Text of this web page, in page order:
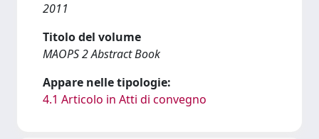
2011
Titolo del volume
MAOPS 2 Abstract Book
Appare nelle tipologie:
4.1 Articolo in Atti di convegno